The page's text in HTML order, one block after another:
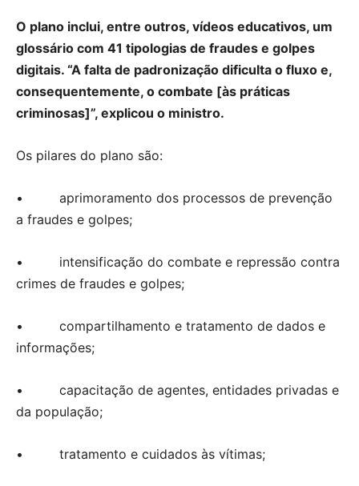
O plano inclui, entre outros, vídeos educativos, um
glossário com 41 tipologias de fraudes e golpes
digitais. “A falta de padronização dificulta o fluxo e,
consequentemente, o combate [às práticas
criminosas]”, explicou o ministro.
Os pilares do plano são:
• aprimoramento dos processos de prevenção
a fraudes e golpes;
• intensificação do combate e repressão contra
crimes de fraudes e golpes;
• compartilhamento e tratamento de dados e
informações;
• capacitação de agentes, entidades privadas e
da população;
• tratamento e cuidados às vítimas;